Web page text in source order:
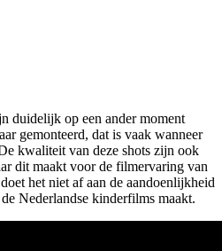
duidelijk op een ander moment
gemonteerd, dat is vaak wanneer
kwaliteit van deze shots zijn ook
dit maakt voor de filmervaring van
het niet af aan de aandoenlijkheid
Nederlandse kinderfilms maakt.